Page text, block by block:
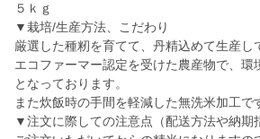
５ｋｇ
▼栽培/生産方法、こだわり
厳選した種籾を育てて、丹精込めて生産し
エコファーマー認定を受けた農産物で、環
となっております。
また炊飯時の手間を軽減した無洗米加工で
▼注文に際しての注意点（配送方法や納期